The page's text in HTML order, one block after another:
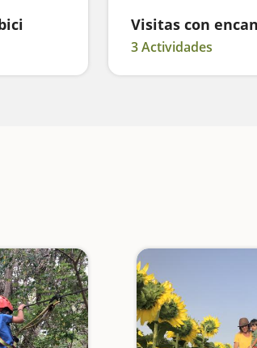
Visitas con
3 Actividades